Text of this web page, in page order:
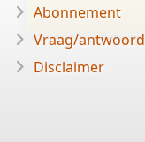
Abonnement
Vraag/antwoord
Disclaimer